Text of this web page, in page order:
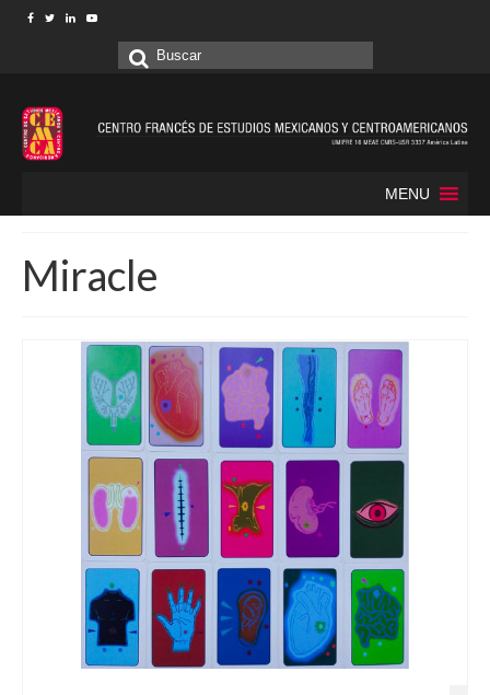
Buscar
MENU
Miracle